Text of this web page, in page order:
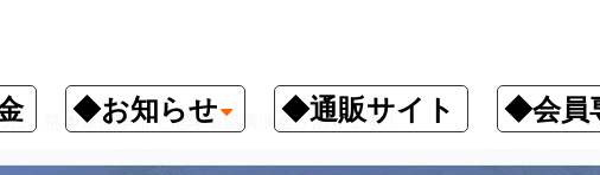
◆お知らせ ◆通販サイト ◆会員
日、熊本県熊本市で地球環境講演会があります！